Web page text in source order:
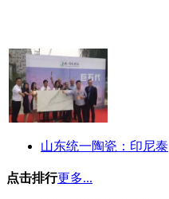
山东统一陶瓷：印尼泰
点击排行更多...